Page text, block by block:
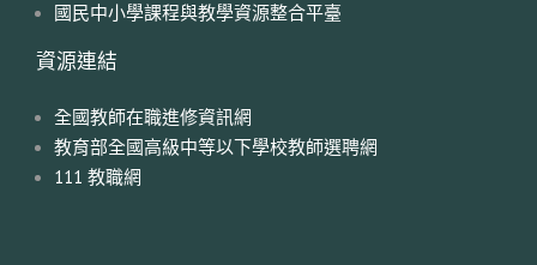
國民中小學課程與教學資源整合平臺
資源連結
全國教師在職進修資訊網
教育部全國高級中等以下學校教師選聘網
111 教職網